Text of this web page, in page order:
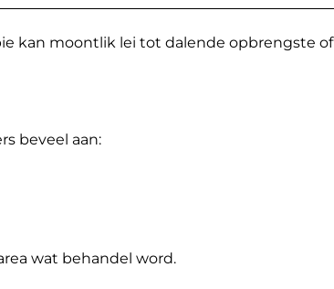
kan moontlik lei tot dalende opbrengste of
beveel aan:
wat behandel word.